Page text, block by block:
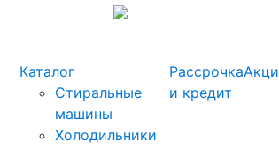
Каталог
Стиральные
машины
Холодильники
Рассрочка
и кредит